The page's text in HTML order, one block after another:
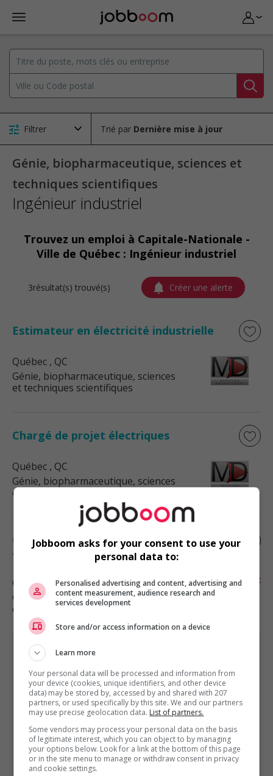
Filtrer Trié par
Génie, biopharmaceutique, sciences et
techniques scientifiques
Ingénieur industriel
Trouvez un emploi à Capitale-Nationale -
Ville de Québec : Ingénieur industriel
3résultat(s) trouvé(s) Créer une alerte
Estimateur en électricité industrielle
Québec , QC
Génie, biopharmaceutique, sciences
et techniques scientifiques
Chargé de projet électriques
Québec , QC
Génie, biopharmaceutique, sciences
et techniques scientifiques
Coordonnateur, solutions numériques et
applications d’affaires
Québec
, QC
Génie, biopharmaceutique, sciences
et techniques scientifiques
GÉNIE, BIOPHARMACEUTIQUE, SCIENCES ET TECHNIQUES
SCIENTIFIQUES
EST PRÉSENTÉ PAR
TEHORA
Autres offres de l'entreprise
Ingénieur - génie civil (conception)
Jobboom asks for your consent to use your
personal data to:
Personalised advertising and content, advertising and
content measurement, audience research and
services development
Store and/or access information on a device
Learn more
Your personal data will be processed and information from
your device (cookies, unique identifiers, and other device
data) may be stored by, accessed by and shared with 207
partners, or used specifically by this site. We and our partners
may use precise geolocation data. List of partners.
Some vendors may process your personal data on the basis
of legitimate interest, which you can object to by managing
your options below. Look for a link at the bottom of this page
or in the site menu to manage or withdraw consent in privacy
and cookie settings.